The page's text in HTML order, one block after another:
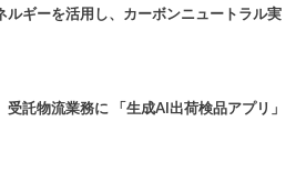
ルギーを活用し、カーボンニュートラル実
託物流業務に 「生成AI出荷検品アプリ」